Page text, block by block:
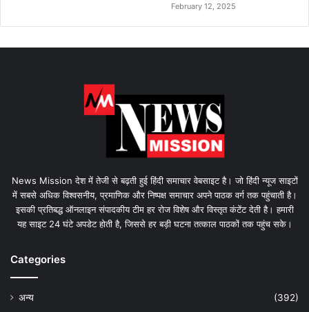
February 12, 2025
News Mission देश में तेजी से बढ़ती हुई हिंदी समाचार वेबसाइट है। जो हिंदी न्यूज साइटों
में सबसे अधिक विश्वसनीय, प्रमाणिक और निष्पक्ष समाचार अपने पाठक वर्ग तक पहुंचाती है।
इसकी प्रतिबद्ध ऑनलाइन संपादकीय टीम हर रोज विशेष और विस्तृत कंटेंट देती है। हमारी
यह साइट 24 घंटे अपडेट होती है, जिससे हर बड़ी घटना तत्काल पाठकों तक पहुंच सके।
Categories
अन्य
(392)